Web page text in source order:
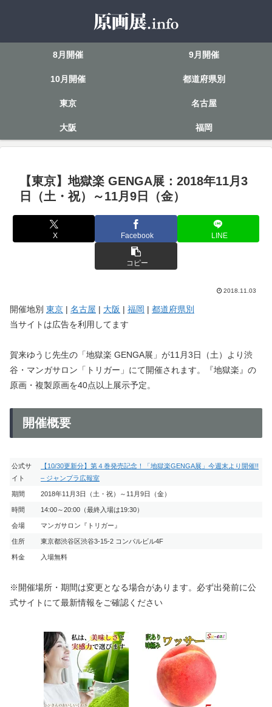
8月開催 9月開催
10月開催 都道府県別
東京 名古屋
大阪 福岡
【東京】地獄楽 GENGA展：2018年11月3
日（土・祝）～11月9日（金）
X Facebook LINE
コピー
2018.11.03
開催地別 東京 | 名古屋 | 大阪 | 福岡 | 都道府県別
当サイトは広告を利用してます
賀来ゆうじ先生の「地獄楽 GENGA展」が11月3日（土）より渋
谷・マンガサロン「トリガー」にて開催されます。『地獄楽』の
原画・複製原画を40点以上展示予定。
開催概要
公式サ
イト
【10/30更新分】第４巻発売記念！「地獄楽GENGA展」今週末より開催!!
– ジャンプラ広報室
期間 2018年11月3日（土・祝）～11月9日（金）
時間 14:00～20:00（最終入場は19:30）
会場 マンガサロン『トリガー』
住所 東京都渋谷区渋谷3-15-2 コンパルビル4F
料金 入場無料
※開催場所・期間は変更となる場合があります。必ず出発前に公
式サイトにて最新情報をご確認ください